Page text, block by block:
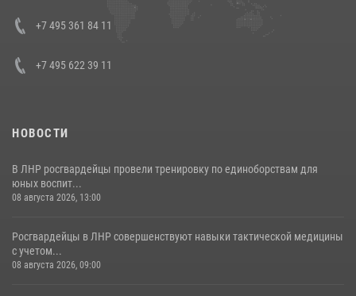
представителя Президента Российской Федерации в Северо-
Кавказском федеральном округе Виталием Кузнецовым
+7 495 361 84 11
+7 495 622 39 11
НОВОСТИ
В ЛНР росгвардейцы провели тренировку по единоборствам для
юных воспит...
08 августа 2026, 13:00
Росгвардейцы в ЛНР совершенствуют навыки тактической медицины
с учетом...
08 августа 2026, 09:00